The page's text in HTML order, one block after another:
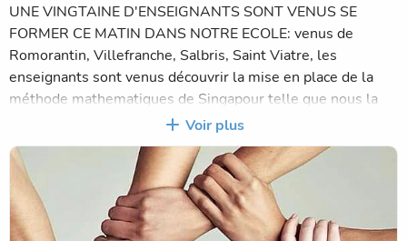
UNE VINGTAINE D'ENSEIGNANTS SONT VENUS SE
FORMER CE MATIN DANS NOTRE ECOLE: venus de
Romorantin, Villefranche, Salbris, Saint Viatre, les
enseignants sont venus découvrir la mise en place de la
méthode mathematiques de Singapour telle que nous la
vivons depuis 5 ans dans l'établissement, et la relecture
que nous en faisons . Une rencontre très enrichissante et
agréable donnant à plusieurs le goût de se former
davantage à cette méthode pour l'expérimenter à leur tour!
MERCI A CHACUN D ETRE VENU et pour cette belle
concertation partagée!
Voir plus